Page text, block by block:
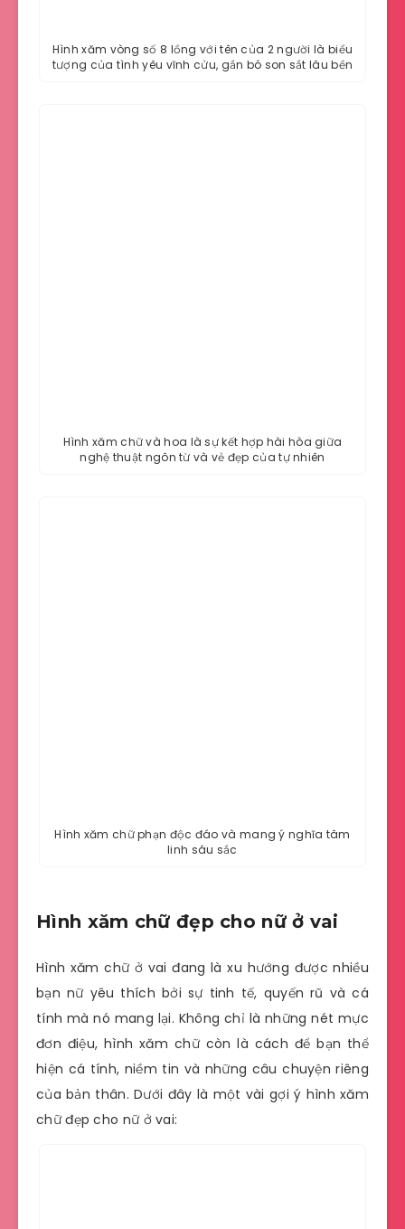
Hình xăm vòng số 8 lồng với tên của 2 người là biểu
tượng của tình yêu vĩnh cửu, gắn bó son sắt lâu bền
Hình xăm chữ và hoa là sự kết hợp hài hòa giữa
nghệ thuật ngôn từ và vẻ đẹp của tự nhiên
Hình xăm chữ phạn độc đáo và mang ý nghĩa tâm
linh sâu sắc
Hình xăm chữ đẹp cho nữ ở vai
Hình xăm chữ ở vai đang là xu hướng được nhiều
bạn nữ yêu thích bởi sự tinh tế, quyến rũ và cá
tính mà nó mang lại. Không chỉ là những nét mực
đơn điệu, hình xăm chữ còn là cách để bạn thể
hiện cá tính, niềm tin và những câu chuyện riêng
của bản thân. Dưới đây là một vài gợi ý hình xăm
chữ đẹp cho nữ ở vai: